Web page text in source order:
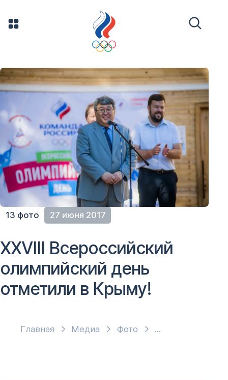
13 фото 27 июня 2017
Главная Медиа Фото
XXVIII Всероссийский
олимпийский день
отметили в Крыму!